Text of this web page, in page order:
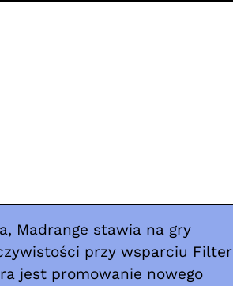
Madrange stawia na gry
przy wsparciu Filter
jest promowanie nowego